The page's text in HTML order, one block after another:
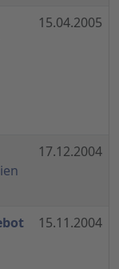
15.04.2005
17.12.2004
15.11.2004